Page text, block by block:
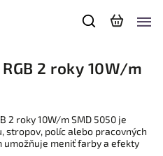
2 roky 10W/m
2 roky 10W/m SMD 5050 je
stropov, políc alebo pracovných
umožňuje meniť farby a efekty